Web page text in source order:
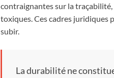
contraignantes sur la
toxiques. Ces cadres juridiques
subir.
La durabilité ne